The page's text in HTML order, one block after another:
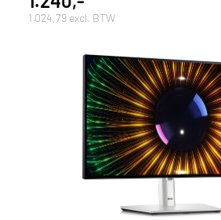
1.024,79 excl. BTW